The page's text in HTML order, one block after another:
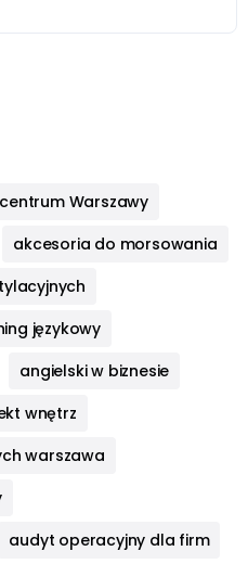
Warszawy
akcesoria do morsowania
językowy
angielski w biznesie
wnętrz
warszawa
audyt operacyjny dla firm